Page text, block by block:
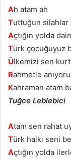
Ah atam ah
Tuttuğun silahlar
Açtığın yolda
Türk çocuğuyuz
Ülkemizi sen
Rahmetle
Kahraman atam
Tuğce Leblebici
Atam sen rahat
Türk halkı seni
Açtığın yolda